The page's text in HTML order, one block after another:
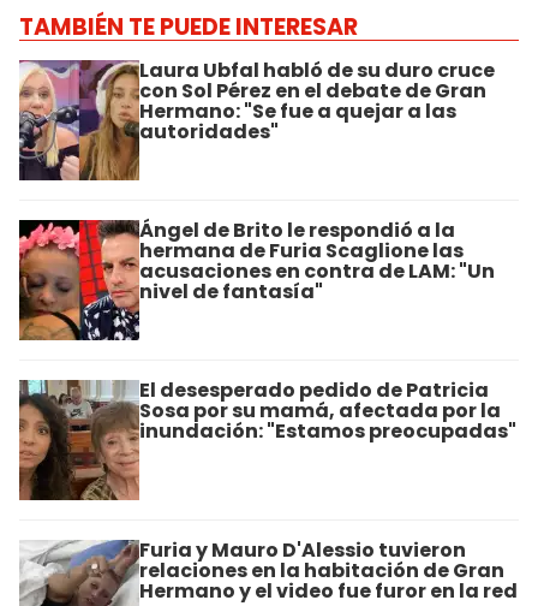
TAMBIÉN TE PUEDE INTERESAR
Laura Ubfal habló de su duro cruce
con Sol Pérez en el debate de Gran
Hermano: "Se fue a quejar a las
autoridades"
Ángel de Brito le respondió a la
hermana de Furia Scaglione las
acusaciones en contra de LAM: "Un
nivel de fantasía"
El desesperado pedido de Patricia
Sosa por su mamá, afectada por la
inundación: "Estamos preocupadas"
Furia y Mauro D'Alessio tuvieron
relaciones en la habitación de Gran
Hermano y el video fue furor en la red